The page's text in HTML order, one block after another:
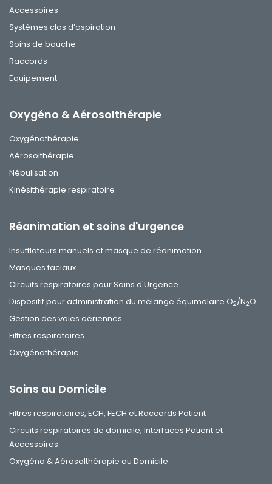
Accessoires
Systèmes clos d’aspiration
Soins de bouche
Raccords
Equipement
Oxygéno & Aérosolthérapie
Oxygénothérapie
Aérosolthérapie
Nébulisation
Kinésithérapie respiratoire
Réanimation et soins d'urgence
Insufflateurs manuels et masque de réanimation
Masques faciaux
Circuits respiratoires pour Soins d'Urgence
Dispositif pour administration du mélange équimolaire O2/N2O
Gestion des voies aériennes
Filtres respiratoires
Oxygénothérapie
Soins au Domicile
Filtres respiratoires, ECH, FECH et Raccords Patient
Circuits respiratoires de domicile, Interfaces Patient et
Accessoires
Oxygéno & Aérosolthérapie au Domicile